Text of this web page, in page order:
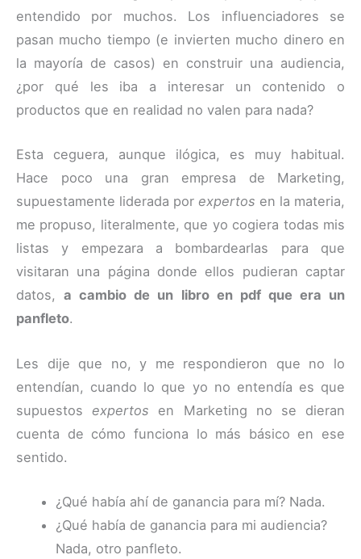
entendido por muchos. Los influenciadores se
pasan mucho tiempo (e invierten mucho dinero en
la mayoría de casos) en construir una audiencia,
¿por qué les iba a interesar un contenido o
productos que en realidad no valen para nada?
Esta ceguera, aunque ilógica, es muy habitual.
Hace poco una gran empresa de Marketing,
supuestamente liderada por expertos en la materia,
me propuso, literalmente, que yo cogiera todas mis
listas y empezara a bombardearlas para que
visitaran una página donde ellos pudieran captar
datos,a cambio de un libro en pdf que era un
panfleto.
Les dije que no, y me respondieron que no lo
entendían, cuando lo que yo no entendía es que
supuestos expertos en Marketing no se dieran
cuenta de cómo funciona lo más básico en ese
sentido.
¿Qué había ahí de ganancia para mí? Nada.
¿Qué había de ganancia para mi audiencia?
Nada, otro panfleto.